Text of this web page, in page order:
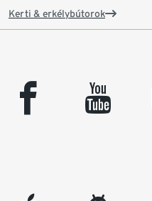
Kerti & erkélybútorok
facebook youtube